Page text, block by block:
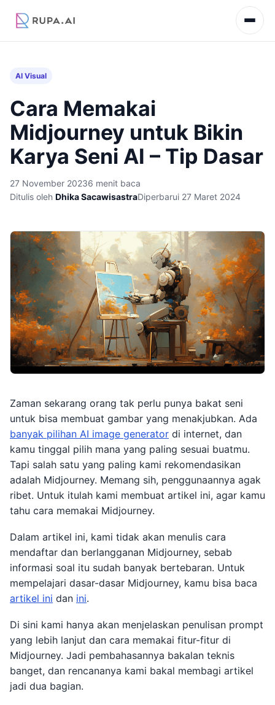
AI Visual
Cara Memakai
Midjourney untuk Bikin
Karya Seni AI – Tip Dasar
27 November 20236 menit baca
Ditulis oleh Dhika SacawisastraDiperbarui 27 Maret 2024
Zaman sekarang orang tak perlu punya bakat seni
untuk bisa membuat gambar yang menakjubkan. Ada
banyak pilihan AI image generator di internet, dan
kamu tinggal pilih mana yang paling sesuai buatmu.
Tapi salah satu yang paling kami rekomendasikan
adalah Midjourney. Memang sih, penggunaannya agak
ribet. Untuk itulah kami membuat artikel ini, agar kamu
tahu cara memakai Midjourney.
Dalam artikel ini, kami tidak akan menulis cara
mendaftar dan berlangganan Midjourney, sebab
informasi soal itu sudah banyak bertebaran. Untuk
mempelajari dasar-dasar Midjourney, kamu bisa baca
artikel ini dan ini.
Di sini kami hanya akan menjelaskan penulisan prompt
yang lebih lanjut dan cara memakai fitur-fitur di
Midjourney. Jadi pembahasannya bakalan teknis
banget, dan rencananya kami bakal membagi artikel
jadi dua bagian.